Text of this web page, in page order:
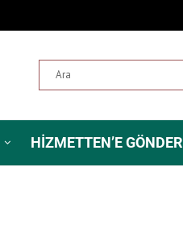
HIZMETTEN’E GÖNDER